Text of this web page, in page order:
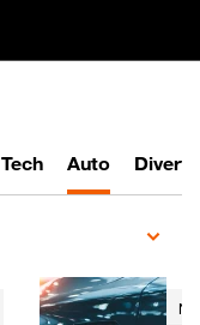
Tech Auto